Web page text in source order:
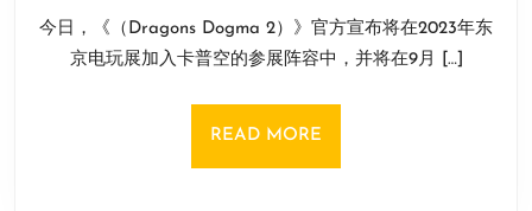
条
2》
官
宣
月
11
日
今日，《（Dragons Dogma 2）》官方宣布将在2023年东
京电玩展加入卡普空的参展阵容中，并将在9月 […]
READ MORE